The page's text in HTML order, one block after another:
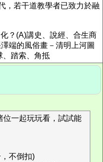
若干道教學者已致力於融
？(A)講史、說經、合生商
的風俗畫－清明上河圖
踏索、角抵
位一起玩玩看，試試能
不倒扣)